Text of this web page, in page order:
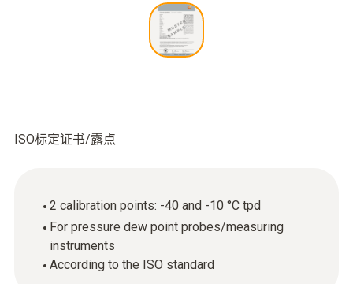
ISO标定证书/露点
2 calibration points: -40 and -10 °C tpd
For pressure dew point probes/measuring
instruments
According to the ISO standard